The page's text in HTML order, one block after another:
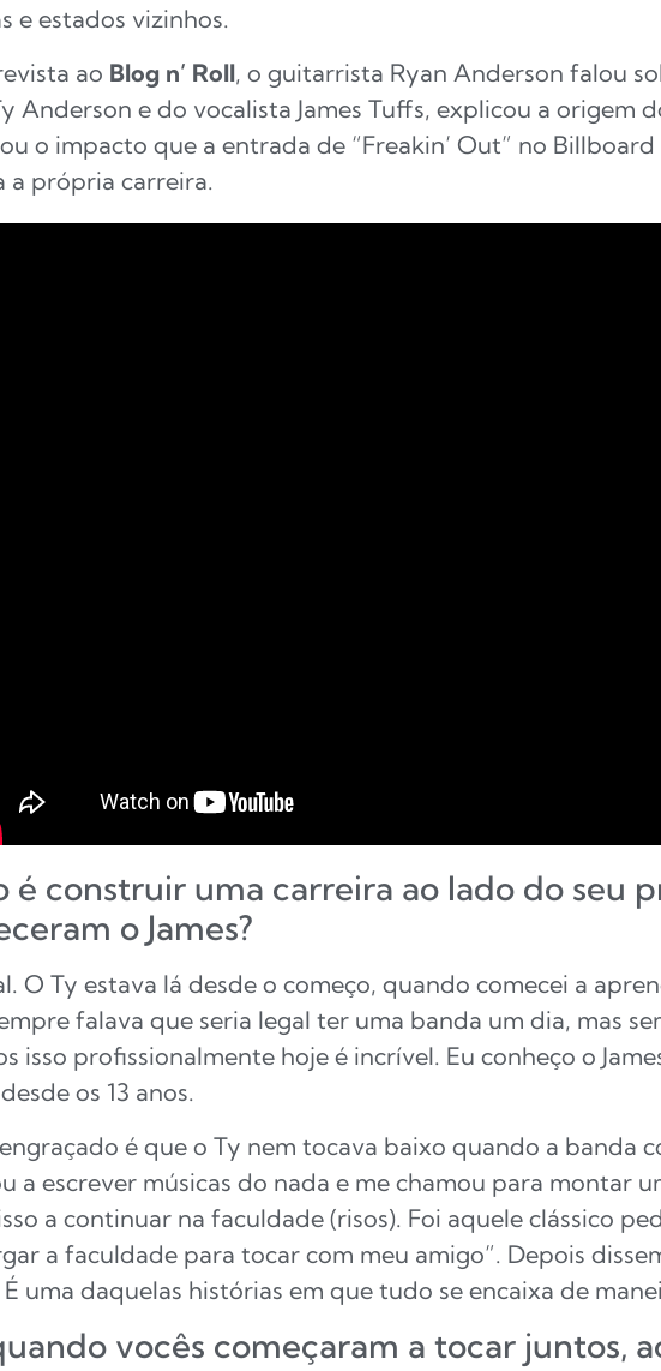
e estados vizinhos.
ao Blog n’ Roll, o guitarrista Ryan Anderson falou
Anderson e do vocalista James Tuffs, explicou a origem
o impacto que a entrada de “Freakin’ Out” no
a própria carreira.
é construir uma carreira ao lado do seu
o James?
O Ty estava lá desde o começo, quando comecei a
falava que seria legal ter uma banda um dia, mas
isso profissionalmente hoje é incrível. Eu conheço o
os 13 anos.
é que o Ty nem tocava baixo quando a banda
a escrever músicas do nada e me chamou para montar
a continuar na faculdade (risos). Foi aquele clássico
a faculdade para tocar com meu amigo”. Depois
uma daquelas histórias em que tudo se encaixa de
vocês começaram a tocar juntos,